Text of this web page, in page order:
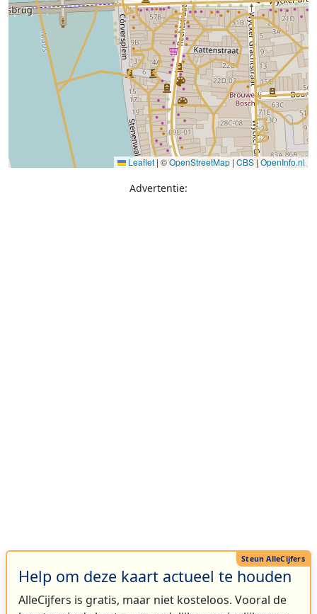
Leaflet | ©OpenStreetMap | CBS|OpenInfo.nl
Advertentie:
Help om deze kaart actueel te houden
AlleCijfers is gratis, maar niet kosteloos. Vooral de